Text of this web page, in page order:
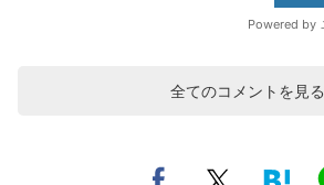
全てのコメントを見る